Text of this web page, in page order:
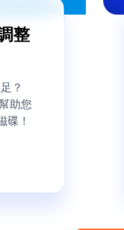
整
？
助您
碟！